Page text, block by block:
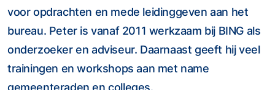
voor opdrachten en mede leidinggeven aan het
bureau. Peter is vanaf 2011 werkzaam bij BING als
onderzoeker en adviseur. Daarnaast geeft hij veel
trainingen en workshops aan met name
gemeenteraden en colleges.